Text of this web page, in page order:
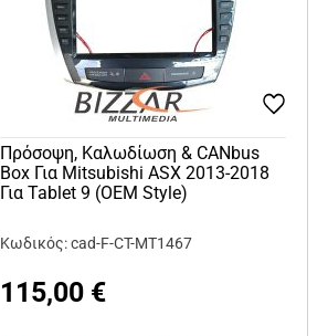
Πρόσοψη, Καλωδίωση & CANbus
Box Για Mitsubishi ASX 2013-2018
Για Tablet 9 (OEM Style)
Κωδικός: cad-F-CT-MT1467
115,00 €